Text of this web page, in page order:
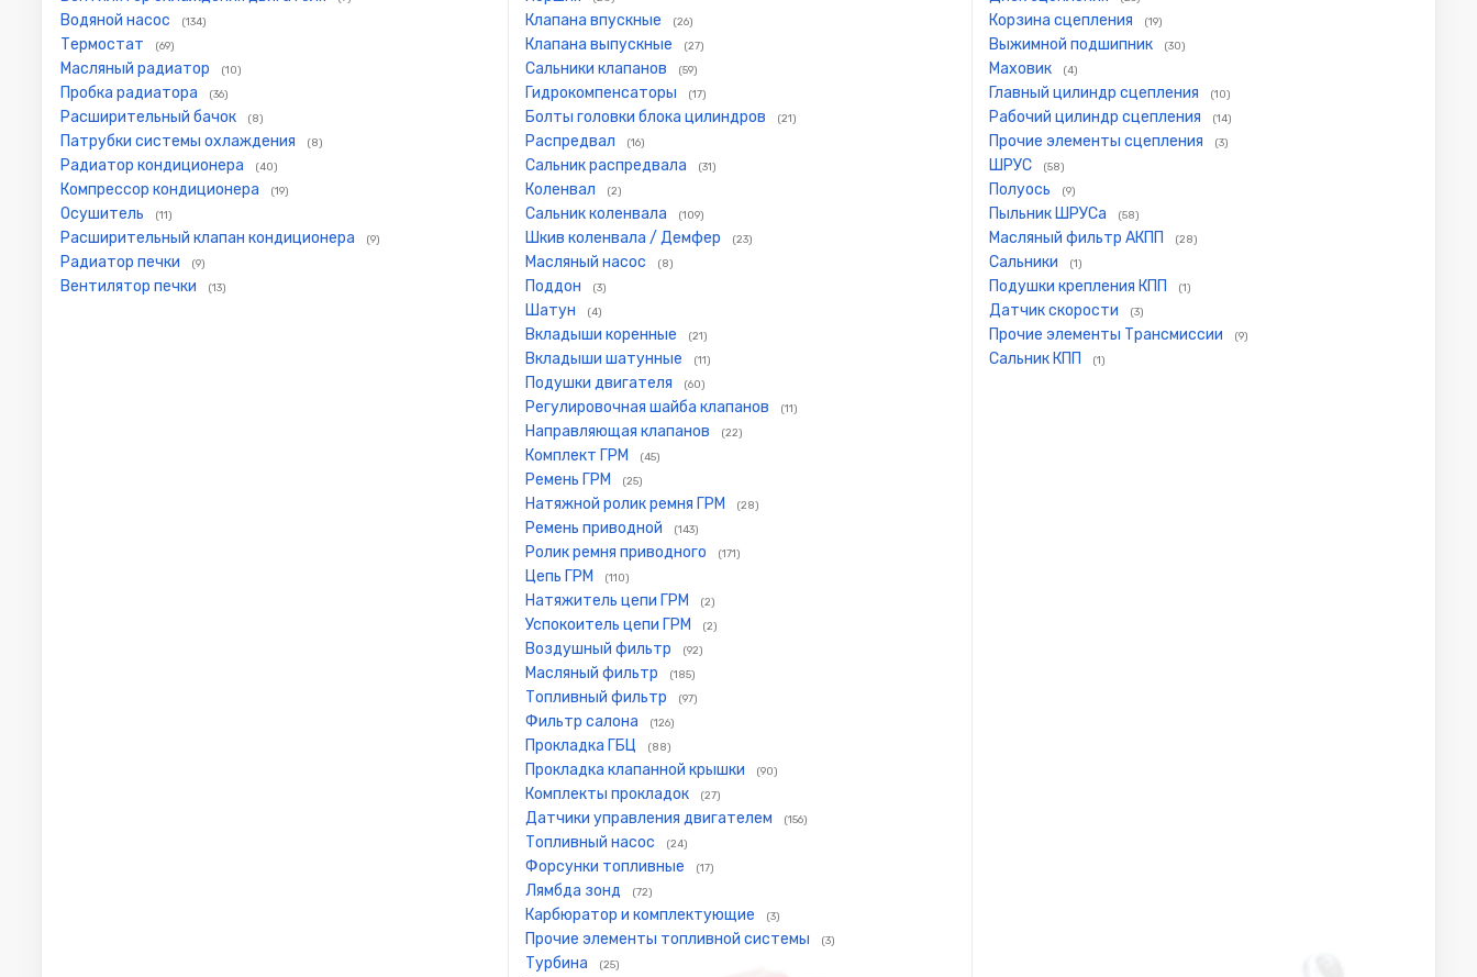
Водяной насос (134)
Термостат (69)
Масляный радиатор (10)
Пробка радиатора (36)
Расширительный бачок (8)
Патрубки системы охлаждения (8)
Радиатор кондиционера (40)
Компрессор кондиционера (19)
Осушитель (11)
Расширительный клапан кондиционера (9)
Радиатор печки (9)
Вентилятор печки (13)
Клапана впускные (26)
Клапана выпускные (27)
Сальники клапанов (59)
Гидрокомпенсаторы (17)
Болты головки блока цилиндров (21)
Распредвал (16)
Сальник распредвала (31)
Коленвал (2)
Сальник коленвала (109)
Шкив коленвала / Демфер (23)
Масляный насос (8)
Поддон (3)
Шатун (4)
Вкладыши коренные (21)
Вкладыши шатунные (11)
Подушки двигателя (60)
Регулировочная шайба клапанов (11)
Направляющая клапанов (22)
Комплект ГРМ (45)
Ремень ГРМ (25)
Натяжной ролик ремня ГРМ (28)
Ремень приводной (143)
Ролик ремня приводного (171)
Цепь ГРМ (110)
Натяжитель цепи ГРМ (2)
Успокоитель цепи ГРМ (2)
Воздушный фильтр (92)
Масляный фильтр (185)
Топливный фильтр (97)
Фильтр салона (126)
Прокладка ГБЦ (88)
Прокладка клапанной крышки (90)
Комплекты прокладок (27)
Датчики управления двигателем (156)
Топливный насос (24)
Форсунки топливные (17)
Лямбда зонд (72)
Карбюратор и комплектующие (3)
Прочие элементы топливной системы (3)
Турбина (25)
Корзина сцепления (19)
Выжимной подшипник (30)
Маховик (4)
Главный цилиндр сцепления (10)
Рабочий цилиндр сцепления (14)
Прочие элементы сцепления (3)
ШРУС (58)
Полуось (9)
Пыльник ШРУСа (58)
Масляный фильтр АКПП (28)
Сальники (1)
Подушки крепления КПП (1)
Датчик скорости (3)
Прочие элементы Трансмиссии (9)
Сальник КПП (1)